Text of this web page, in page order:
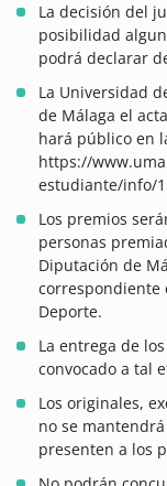
La decisión del
posibilidad
podrá declarar
La Universidad
de Málaga el
hará público en
https://
estudiante/info/
Los premios
personas
Diputación de
correspondiente
Deporte.
La entrega de
convocado a tal
Los originales,
no se
presenten a los